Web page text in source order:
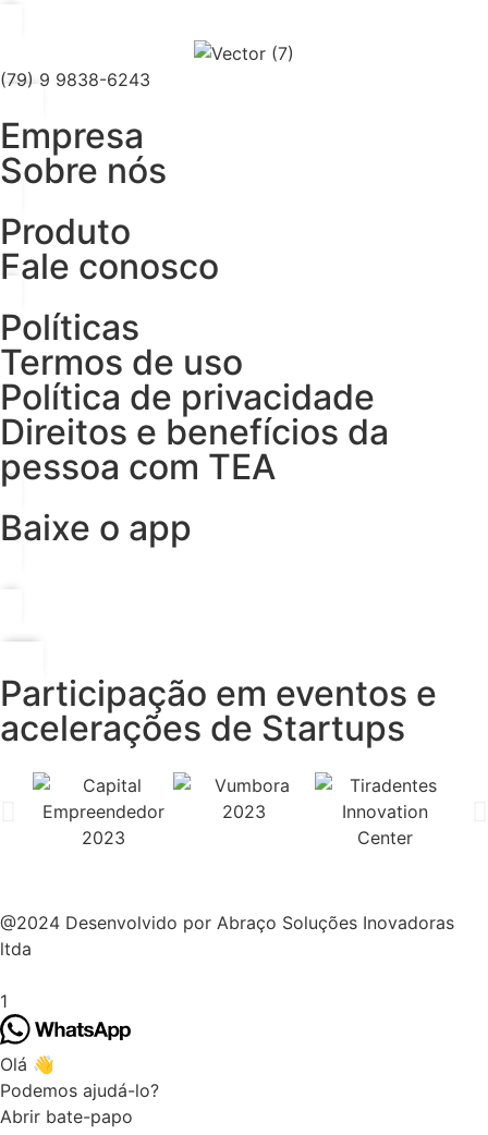
(79) 9 9838-6243
Empresa
Sobre nós
Produto
Fale conosco
Políticas
Termos de uso
Política de privacidade
Direitos e benefícios da
pessoa com TEA
Baixe o app
Participação em eventos e
acelerações de Startups
@2024 Desenvolvido por Abraço Soluções Inovadoras
ltda
1
Olá 👋
Podemos ajudá-lo?
Abrir bate-papo